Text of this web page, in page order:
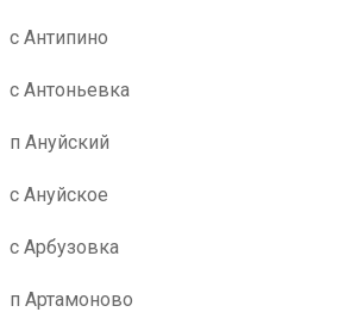
с Антипино
с Антоньевка
п Ануйский
с Ануйское
с Арбузовка
п Артамоново